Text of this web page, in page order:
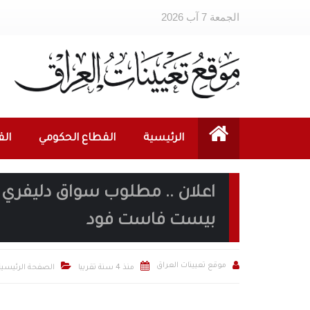
الجمعة 7 آب 2026
الرئيسية القطاع الحكومي
بيست فاست فود
 موقع تعيينات العراق  منذ 4 سنة تقريبا  الصفحة